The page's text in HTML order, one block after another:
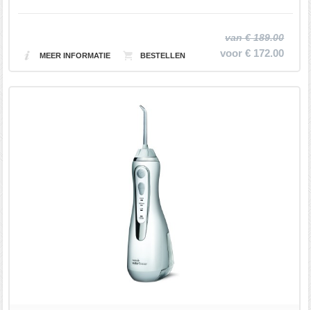
van € 189.00
voor € 172.00
MEER INFORMATIE